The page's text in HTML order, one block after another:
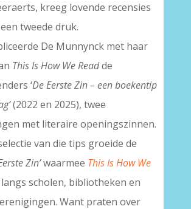
kreeg lovende recensies
tweede druk.
De Munnynck met haar
This Is How We Readde
‘De Eerste Zin – een boekentip
(2022 en 2025), twee
met literaire openingszinnen.
van die tips groeide de
Zin’waarmee This Is How We
scholen, bibliotheken en
Want praten over